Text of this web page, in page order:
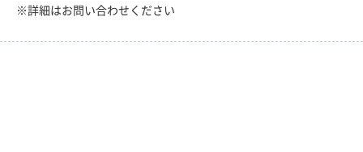
※詳細はお問い合わせください